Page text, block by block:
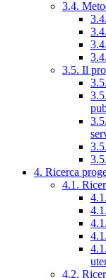
3.4.
3.5. Il
4. Ricerca
4.1.
4.2.